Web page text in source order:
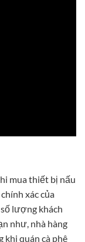
mua thiết bị nấu
xác của
lượng khách
như, nhà hàng
khi quán cà phê